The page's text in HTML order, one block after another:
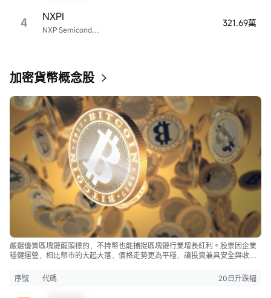
4 NXP Semiconductors
NXPI 321.69萬
加密貨幣概念股
嚴選優質區塊鏈龍頭標的，不持幣也能捕捉區塊鏈行業增長紅利。股票因企業
穩健運營，相比幣市的大起大落，價格走勢更為平穩，讓投資兼具安全與收
序號
代碼 20日升跌幅